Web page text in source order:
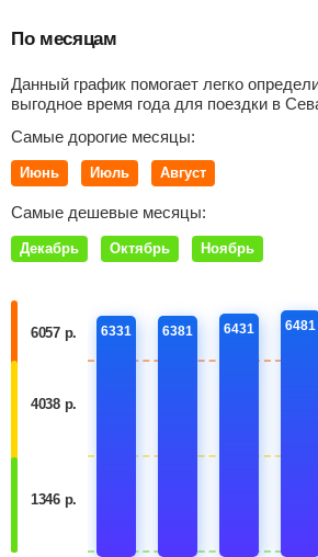
По месяцам
Данный график помогает легко
выгодное время года для поездки в
Самые дорогие месяцы:
Июнь Июль Август
Самые дешевые месяцы:
Декабрь Октябрь Ноябрь
6057 р.
4038 р.
1346 р.
6331 6381 6431 6481